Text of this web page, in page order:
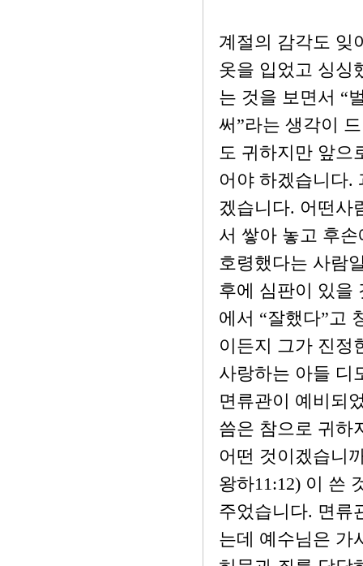
계절의 감각도 잊
옷을 입었고 싱싱
는 것을 보면서 “
써”라는 생각이
도 귀하지만 앞으
어야 하겠습니다.
겠습니다. 어떤사
서 쌓아 놓고 후
호령했다는 사람
후에 심판이 있을
에서 “잘했다”고
이든지 그가 진정
사랑하는 아들 디
면류관이 예비되
씀은 참으로 귀하
어떤 것이겠습니
왕하11:12) 이 쓴
주었습니다. 면류
는데 예수님은 가